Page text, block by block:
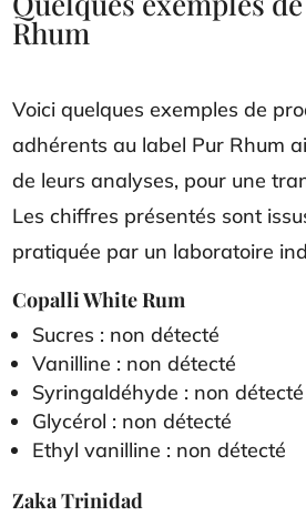
Rhum
Voici quelques exemples de
adhérents au label Pur Rhum
de leurs analyses, pour une
Les chiffres présentés sont
pratiquée par un laboratoire
Copalli White Rum
Sucres : non détecté
Vanilline : non détecté
Syringaldéhyde : non détecté
Glycérol : non détecté
Ethyl vanilline : non détecté
Zaka Trinidad